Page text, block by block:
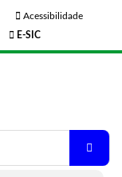
Acessibilidade
E-SIC